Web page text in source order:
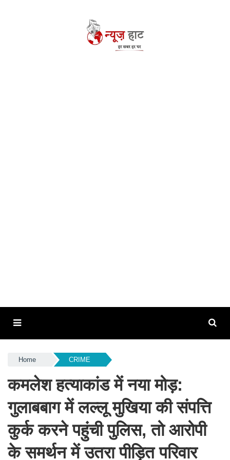
Home CRIME
कमलेश हत्याकांड में नया मोड़:
गुलाबबाग में लल्लू मुखिया की संपत्ति
कुर्क करने पहुंची पुलिस, तो आरोपी
के समर्थन में उतरा पीड़ित परिवार